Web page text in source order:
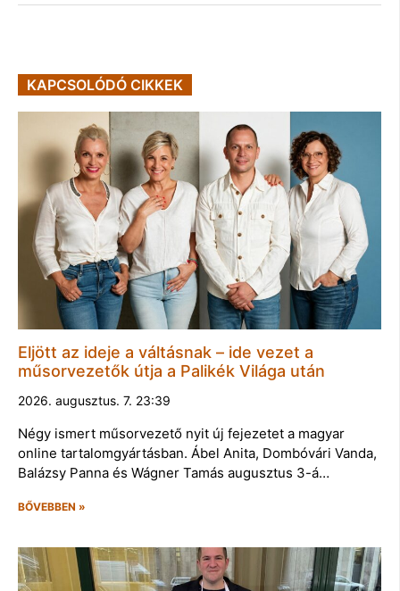
KAPCSOLÓDÓ CIKKEK
Eljött az ideje a váltásnak – ide vezet a
műsorvezetők útja a Palikék Világa után
2026. augusztus. 7. 23:39
Négy ismert műsorvezető nyit új fejezetet a magyar
online tartalomgyártásban. Ábel Anita, Dombóvári Vanda,
Balázsy Panna és Wágner Tamás augusztus 3-á…
BŐVEBBEN »